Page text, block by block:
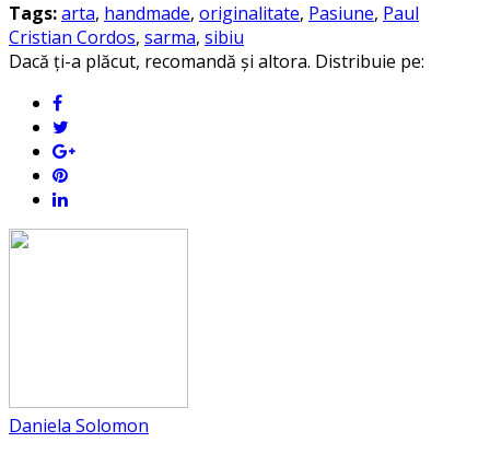
Tags:arta, handmade, originalitate, Pasiune, Paul
Cristian Cordos, sarma, sibiu
Dacă ți-a plăcut, recomandă și altora. Distribuie pe:
Daniela Solomon